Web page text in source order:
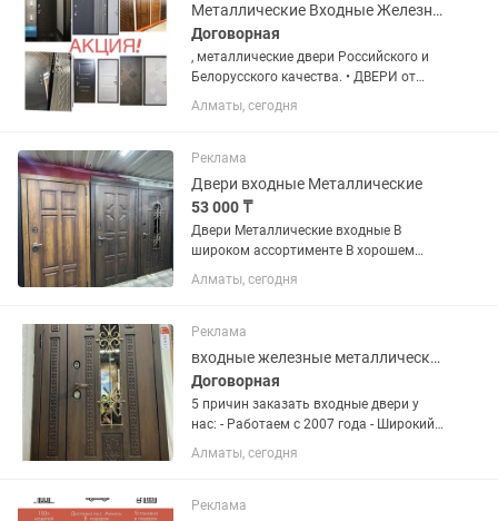
Металлические Входные Железные Российские двери.
Договорная
, металлические двери Российского и
Белорусского качества. • ДВЕРИ от
45000тг до 390450 тг. • Более 60 видов
дверей! . • Цена ниже рыночной! . • Мы
первичная...
Алматы, сегодня
Реклама
Двери входные Металлические
53 000 ₸
Двери Металлические входные В
широком ассортименте В хорошем
качестве Оптом и В розницу Двери со
склада! Производства Россия
Алматы, сегодня
Реклама
входные железные металлические стальные двери
Договорная
5 причин заказать входные двери у
нас: - Работаем с 2007 года - Широкий
ассортимент - Работаем без выходных
- Доставка и установка - Гарантия в
предлагаем? В...
Алматы, сегодня
Реклама